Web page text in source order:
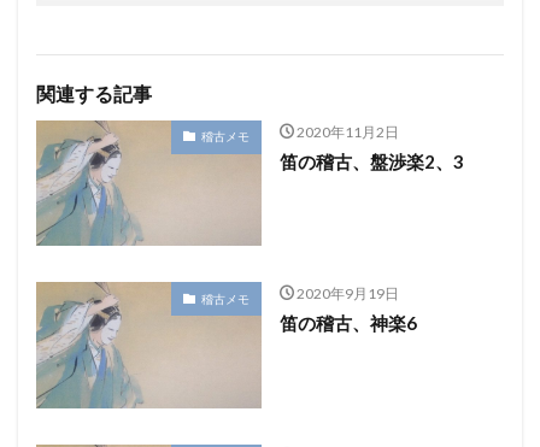
関連する記事
稽古メモ 2020年11月2日
笛の稽古、盤渉楽2、3
稽古メモ 2020年9月19日
笛の稽古、神楽6